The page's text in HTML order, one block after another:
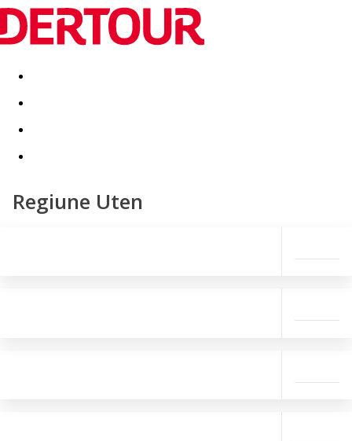
Destinatii Vacanta perfecta OFERTE DE NERATAT
Regiune Uten